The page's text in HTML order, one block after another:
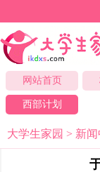
网站首页
西部计划
大学生家园 > 新